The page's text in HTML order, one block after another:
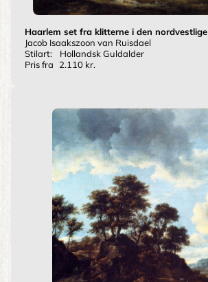
Haarlem set fra klitterne i den nordvestlige
Jacob Isaakszoon van Ruisdael
Stilart:
Hollandsk Guldalder
Pris fra
2.110 kr.